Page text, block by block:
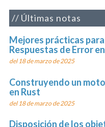
Últimas notas
Mejores prácticas
Respuestas de Error
del 18 de marzo de 2025
Construyendo un
en Rust
del 18 de marzo de 2025
Disposición de los